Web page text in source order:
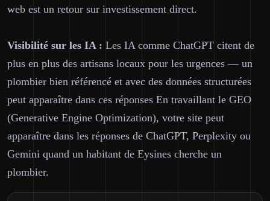
web est un retour sur investissement direct.
Visibilité sur les IA : Les IA comme ChatGPT citent de
plus en plus des artisans locaux pour les urgences — un
plombier bien référencé et avec des données structurées
peut apparaître dans ces réponses En travaillant le GEO
(Generative Engine Optimization), votre site peut
apparaître dans les réponses de ChatGPT, Perplexity ou
Gemini quand un habitant de Eysines cherche un
plombier.